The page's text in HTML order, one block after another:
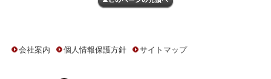
会社案内 個人情報保護方針 サイトマップ